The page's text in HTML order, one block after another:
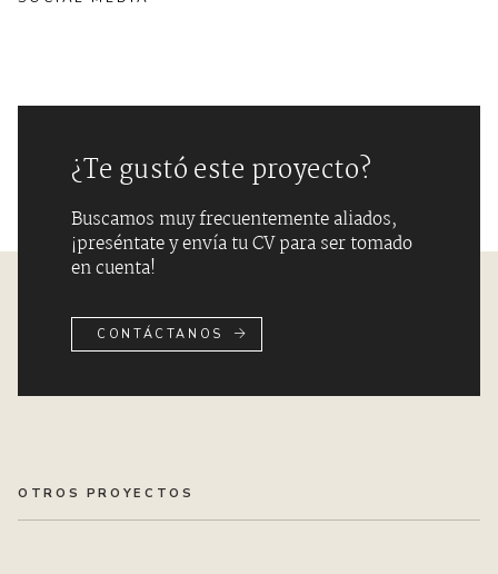
¿Te gustó este proyecto?
Buscamos muy frecuentemente aliados,
¡preséntate y envía tu CV para ser tomado
en cuenta!
CONTÁCTANOS
OTROS PROYECTOS